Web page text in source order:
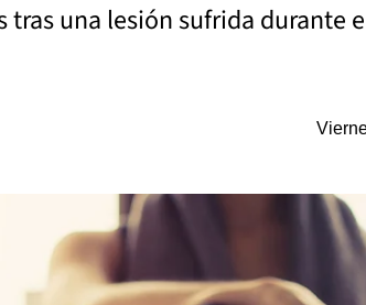
una lesión sufrida durante